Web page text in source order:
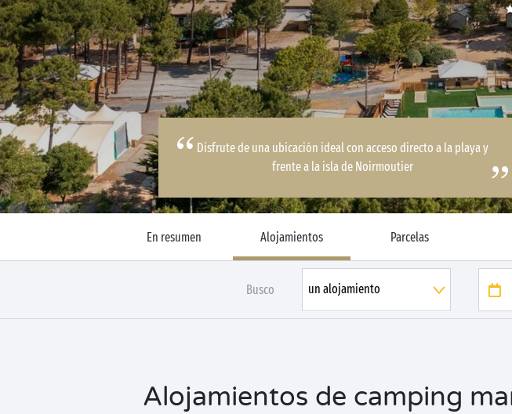
Disfrute de una ubicación ideal con acceso directo a la playa y
frente a la isla de Noirmoutier
En resumen Alojamientos Parcelas
Busco
Alojamientos de camping